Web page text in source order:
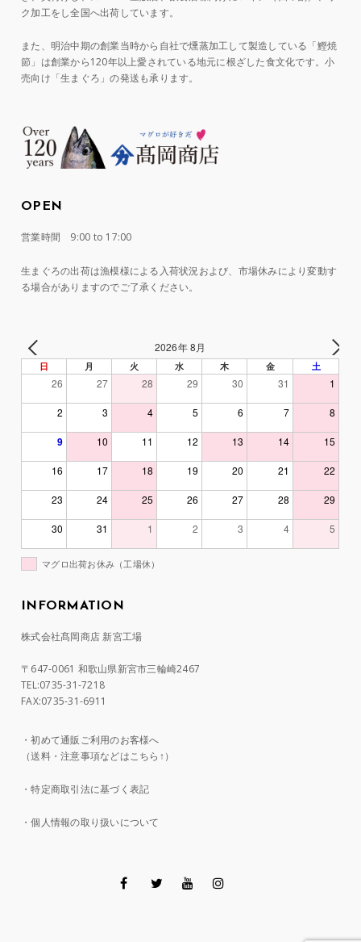
ク加工をし全国へ出荷しています。
また、明治中期の創業当時から自社で燻蒸加工して製造している「鰹焼
節」は創業から120年以上愛されている地元に根ざした食文化です。小
売向け「生まぐろ」の発送も承ります。
OPEN
営業時間 9:00 to 17:00
生まぐろの出荷は漁模様による入荷状況および、市場休みにより変動す
る場合がありますのでご了承ください。
2026年 8月
日 月 火 水 木 金 土
26 27 28 29 30 31 1
2 3 4 5 6 7 8
9 10 11 12 13 14 15
16 17 18 19 20 21 22
23 24 25 26 27 28 29
30 31 1 2 3 4 5
マグロ出荷お休み（工場休）
INFORMATION
株式会社髙岡商店 新宮工場
〒647-0061 和歌山県新宮市三輪崎2467
TEL:0735-31-7218
FAX:0735-31-6911
・初めて通販ご利用のお客様へ
（送料・注意事項などはこちら↑）
・特定商取引法に基づく表記
・個人情報の取り扱いについて